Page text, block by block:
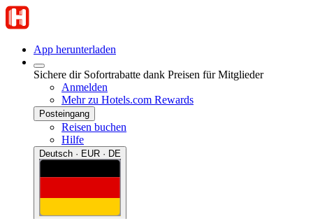
App herunterladen
Sichere dir Sofortrabatte dank Preisen für Mitglieder
Anmelden
Mehr zu Hotels.com Rewards
Posteingang
Reisen buchen
Hilfe
Deutsch · EUR · DE